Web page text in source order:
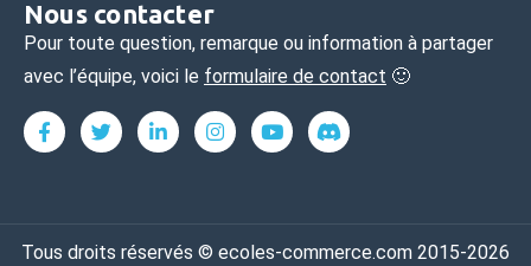
Nous contacter
Pour toute question, remarque ou information à partager
avec l’équipe, voici le formulaire de contact 🙂
Tous droits réservés © ecoles-commerce.com 2015-2026